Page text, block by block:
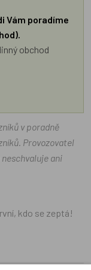
Vám poradíme
obchod
v poradně
Provozovatel
ani
kdo se zeptá!